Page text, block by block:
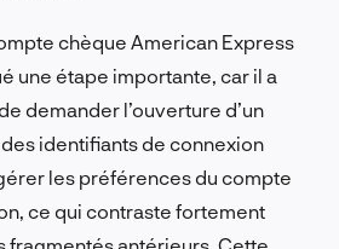
chèque American Express
une étape importante, car il a
demander l’ouverture d’un
identifiants de connexion
les préférences du compte
ce qui contraste fortement
fragmentés antérieurs. Cette